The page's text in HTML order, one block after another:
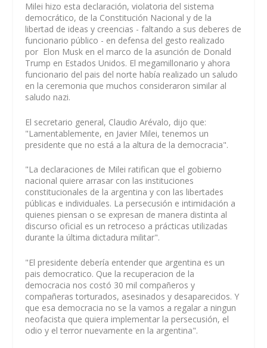
Milei hizo esta declaración, violatoria del sistema
democrático, de la Constitución Nacional y de la
libertad de ideas y creencias - faltando a sus deberes de
funcionario público - en defensa del gesto realizado
por Elon Musk en el marco de la asunción de Donald
Trump en Estados Unidos. El megamillonario y ahora
funcionario del pais del norte había realizado un saludo
en la ceremonia que muchos consideraron similar al
saludo nazi.
El secretario general, Claudio Arévalo, dijo que:
"Lamentablemente, en Javier Milei, tenemos un
presidente que no está a la altura de la democracia".
"La declaraciones de Milei ratifican que el gobierno
nacional quiere arrasar con las instituciones
constitucionales de la argentina y con las libertades
públicas e individuales. La persecusión e intimidación a
quienes piensan o se expresan de manera distinta al
discurso oficial es un retroceso a prácticas utilizadas
durante la última dictadura militar".
"El presidente debería entender que argentina es un
pais democratico. Que la recuperacion de la
democracia nos costó 30 mil compañeros y
compañeras torturados, asesinados y desaparecidos. Y
que esa democracia no se la vamos a regalar a ningun
neofacista que quiera implementar la persecusión, el
odio y el terror nuevamente en la argentina".